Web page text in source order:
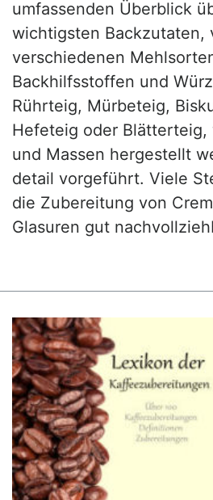
umfassenden Überblick
wichtigsten Backzutaten,
verschiedenen
Backhilfsstoffen und
Rührteig, Mürbeteig,
Hefeteig oder Blätterteig,
und Massen hergestellt
detail vorgeführt. Viele
die Zubereitung von
Glasuren gut